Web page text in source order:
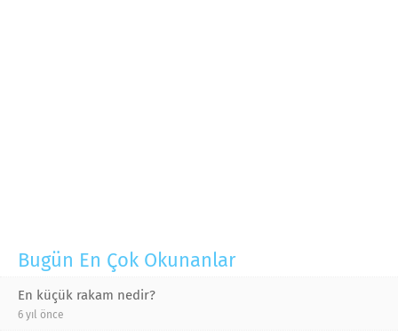
Bugün En Çok Okunanlar
En küçük rakam nedir?
6 yıl önce